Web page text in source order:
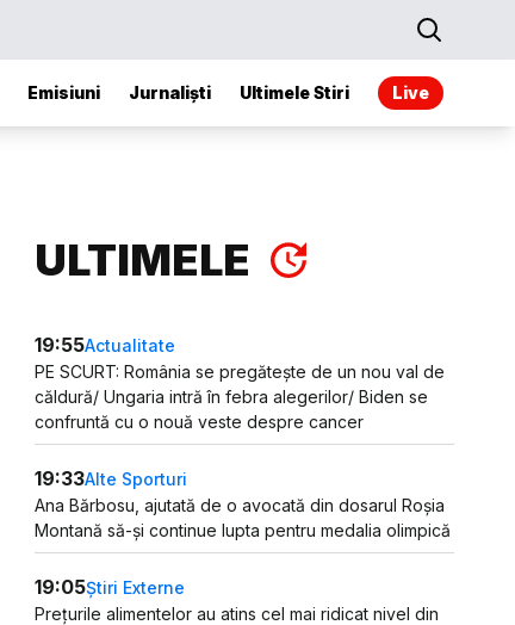
Emisiuni Jurnaliști Ultimele Stiri Live
ULTIMELE
19:55Actualitate
PE SCURT: România se pregătește de un nou val de
căldură/ Ungaria intră în febra alegerilor/ Biden se
confruntă cu o nouă veste despre cancer
19:33Alte Sporturi
Ana Bărbosu, ajutată de o avocată din dosarul Roșia
Montană să-și continue lupta pentru medalia olimpică
19:05Știri Externe
Prețurile alimentelor au atins cel mai ridicat nivel din